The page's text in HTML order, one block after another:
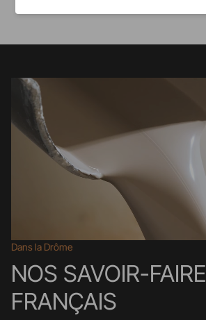
Dans la Drôme
NOS SAVOIR-FAIRE
FRANÇAIS